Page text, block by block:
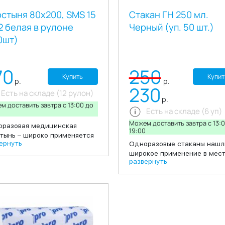
80х200, SMS 15
белая в рулоне
р.
Купить
медицинская
– широко применяется
медицины и индустрии
Изготавливается из
M - мелтблаун, S -
клиента в качестве
материала на
Есть на складе (12 рулон)
доставить завтра c 13:00 до
Стакан ГН 250 мл.
Черный (уп. 50 шт.)
250 р.
230 р.
Одноразовые стаканы
широкое применение в
общественного питания,
шопов, киосков с уличной
развернуть
Есть на складе (6 уп)
Можем доставить завтра c
19:00